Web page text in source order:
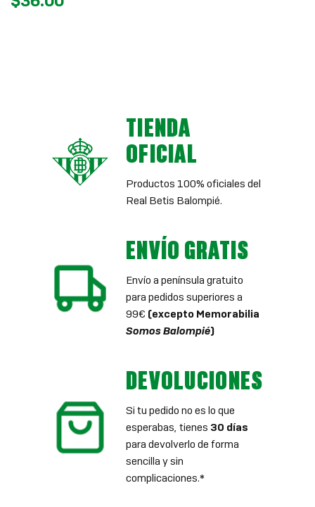
TIENDA
OFICIAL
Productos 100% oficiales del
Real Betis Balompié.
ENVÍO GRATIS
Envío a península gratuito
para pedidos superiores a
99€ (excepto Memorabilia
Somos Balompié)
DEVOLUCIONES
Si tu pedido no es lo que
esperabas, tienes 30 días
para devolverlo de forma
sencilla y sin
complicaciones.*